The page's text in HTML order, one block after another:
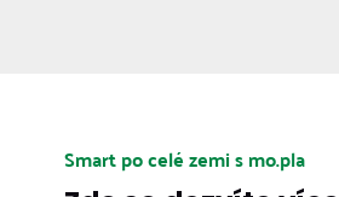
Smart po celé zemi s mo.pla